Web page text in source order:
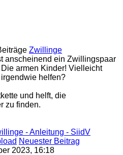
Zwillinge
anscheinend ein Zwillingspaar
armen Kinder! Vielleicht
helfen?
und helft, die
zu finden.
- Anleitung - SiidV
Neuester Beitrag
2023, 16:18